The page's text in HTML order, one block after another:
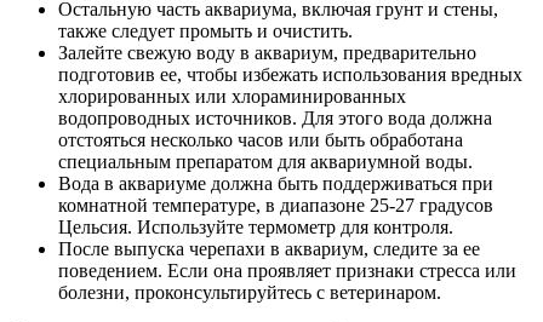
Остальную часть аквариума, включая грунт и стены,
также следует промыть и очистить.
Залейте свежую воду в аквариум, предварительно
подготовив ее, чтобы избежать использования вредных
хлорированных или хлораминированных
водопроводных источников. Для этого вода должна
отстояться несколько часов или быть обработана
специальным препаратом для аквариумной воды.
Вода в аквариуме должна быть поддерживаться при
комнатной температуре, в диапазоне 25-27 градусов
Цельсия. Используйте термометр для контроля.
После выпуска черепахи в аквариум, следите за ее
поведением. Если она проявляет признаки стресса или
болезни, проконсультируйтесь с ветеринаром.